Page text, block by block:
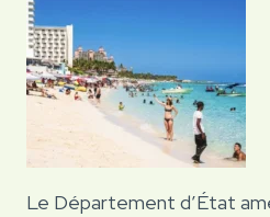
Le Département d’État